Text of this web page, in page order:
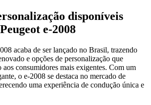
disponíveis
e-2008
acaba de ser lançado no Brasil, trazendo
e opções de personalização que
aos consumidores mais exigentes. Com um
o e-2008 se destaca no mercado de
uma experiência de condução única e